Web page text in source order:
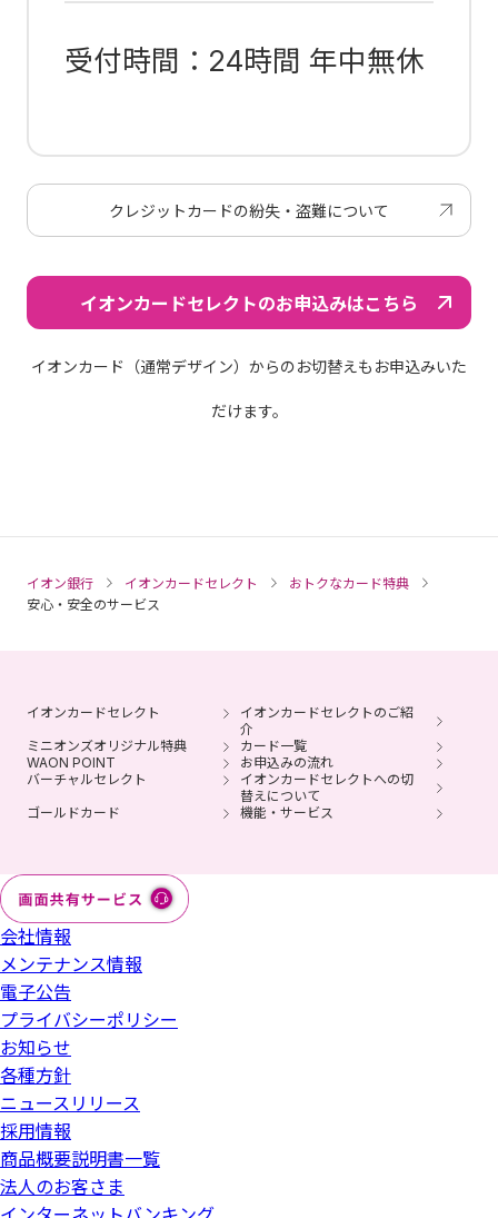
受付時間：24時間 年中無休
クレジットカードの紛失・盗難について
イオンカードセレクトのお申込みはこちら
イオンカード（通常デザイン）からのお切替えもお申込みいた
だけます。
イオン銀行 イオンカードセレクト
おトクなカード特典
安心・安全のサービス
イオンカードセレクト
イオンカードセレクトのご紹
介
ミニオンズオリジナル特典
カード一覧
WAON POINT
お申込みの流れ
バーチャルセレクト
イオンカードセレクトへの切
替えについて
ゴールドカード
機能・サービス
会社情報
メンテナンス情報
電子公告
プライバシーポリシー
お知らせ
各種方針
ニュースリリース
採用情報
商品概要説明書一覧
法人のお客さま